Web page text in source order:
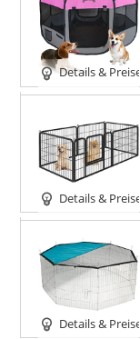
Details & Preise
Details & Preise
Details & Preise